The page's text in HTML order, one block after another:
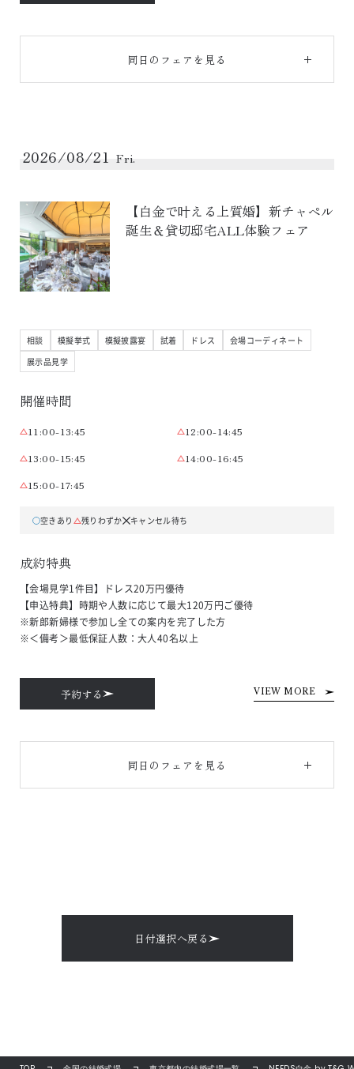
同日のフェアを見る
2026/08/21 Fri.
【白金で叶える上質婚】新チャペル
誕生＆貸切邸宅ALL体験フェア
相談 模擬挙式 模擬披露宴 試着 ドレス
会場コーディネート
展示品見学
開催時間
11:00-13:45
12:00-14:45
13:00-15:45
14:00-16:45
15:00-17:45
空きあり 残りわずか キャンセル待ち
成約特典
【会場見学1件目】ドレス20万円優待
【申込特典】時期や人数に応じて最大120万円ご優待
※新郎新婦様で参加し全ての案内を完了した方
※＜備考＞最低保証人数：大人40名以上
予約する VIEW MORE
同日のフェアを見る
日付選択へ戻る